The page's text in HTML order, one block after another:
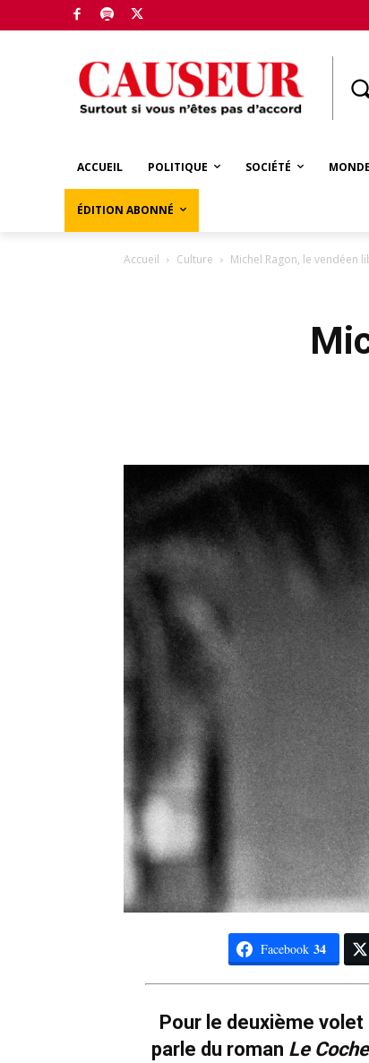
ACCUEIL POLITIQUE SOCIÉTÉ MONDE
ÉDITION ABONNÉ
Accueil Culture Michel Ragon, le vendéen
Facebook 34
Pour le deuxième
parle du roman Le